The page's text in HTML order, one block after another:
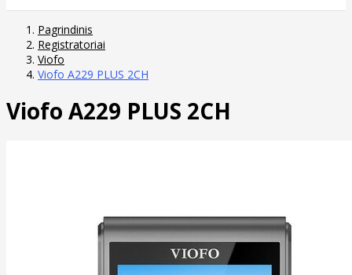
Pagrindinis
Registratoriai
Viofo
Viofo A229 PLUS 2CH
Viofo A229 PLUS 2CH